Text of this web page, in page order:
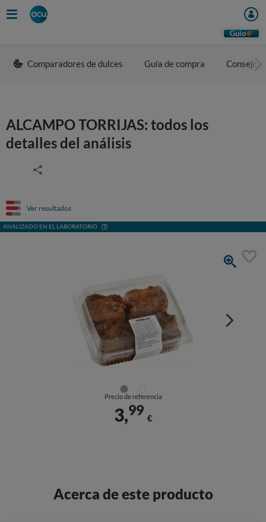
Guio
Comparadores de dulces Guía de compra Consejos
ALCAMPO TORRIJAS: todos los
detalles del análisis
Ver resultados
ANALIZADO EN EL LABORATORIO
Precio de referencia
3,99
€
Acerca de este producto